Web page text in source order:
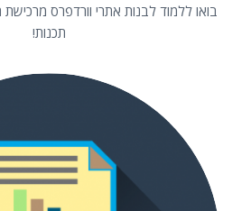
בואו ללמוד לבנות אתרי וורדפרס מרכישת
תכנות!